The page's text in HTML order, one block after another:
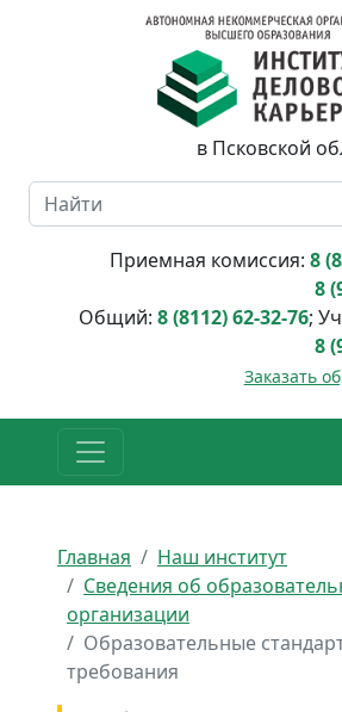
в Псковской
Приемная комиссия: 8
8
Общий: 8 (8112) 62-32-76;
8
Заказать
Главная
Наш институт
Сведения об
организации
Образовательные
требования